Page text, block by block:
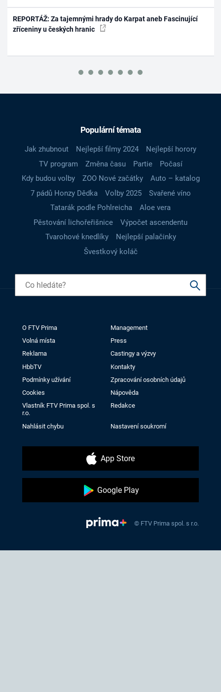
REPORTÁŽ: Za tajemnými hrady do Karpat aneb Fascinující
zříceniny u českých hranic
Populární témata
Jak zhubnout Nejlepší filmy 2024
Nejlepší horory
TV program
Změna času Partie
Počasí
Kdy budou volby
ZOO Nové začátky
Auto – katalog
7 pádů Honzy Dědka
Volby 2025
Svařené víno
Tatarák podle Pohlreicha
Aloe vera
Pěstování lichořeřišnice
Výpočet ascendentu
Tvarohové knedlíky
Nejlepší palačinky
Švestkový koláč
O FTV Prima
Management
Volná místa
Press
Reklama
Castingy a výzvy
HbbTV
Kontakty
Podmínky užívání
Zpracování osobních údajů
Cookies
Nápověda
Vlastník FTV Prima spol. s
r.o.
Redakce
Nahlásit chybu Nastavení soukromí
App Store
Google Play
© FTV Prima spol. s r.o.